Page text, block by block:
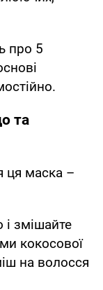
про 5
та
ця маска –
і змішайте
кокосової
на волосся